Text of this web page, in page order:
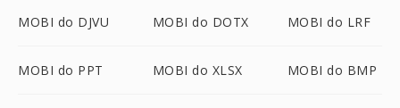
MOBI do DJVU MOBI do DOTX MOBI do LRF
MOBI do PPT MOBI do XLSX MOBI do BMP